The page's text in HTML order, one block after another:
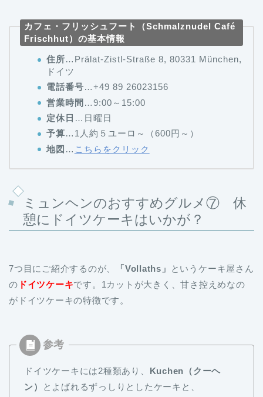
カフェ・フリッシュフート（Schmalznudel Café
Frischhut）の基本情報
住所…Prälat-Zistl-Straße 8, 80331 München,
ドイツ
電話番号…+49 89 26023156
営業時間 …9:00～15:00
定休日 …日曜日
予算…1人約５ユーロ～（600円～）
地図 … こちらをクリック
ミュンヘンのおすすめグルメ⑦ 休
憩にドイツケーキはいかが？
7つ目にご紹介するのが、 「Vollaths」
というケーキ屋さん
の ドイツケーキです。1カットが大きく、甘さ控えめなの
がドイツケーキの特徴です。
ドイツケーキには2種類あり、 Kuchen（クーヘ
ン）
とよばれるずっしりとしたケーキと、